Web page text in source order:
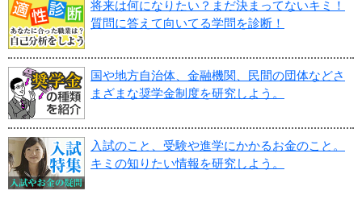
将来は何になりたい？まだ決まってないキミ！
質問に答えて向いてる学問を診断！
国や地方自治体、金融機関、民間の団体などさ
まざまな奨学金制度を研究しよう。
入試のこと、受験や進学にかかるお金のこと。
キミの知りたい情報を研究しよう。